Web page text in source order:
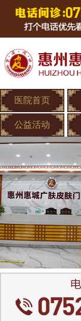
医院首页
公益活动